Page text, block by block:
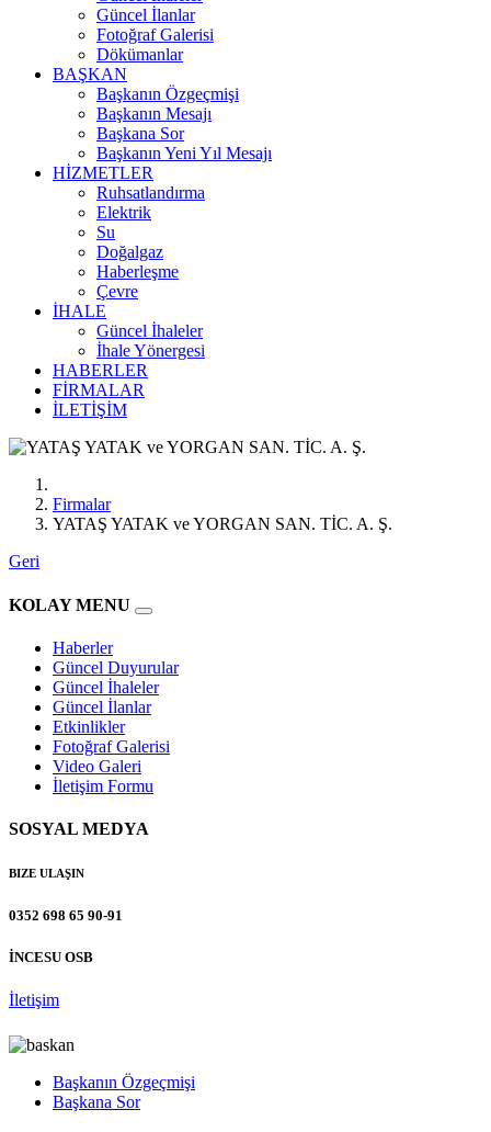
Güncel İlanlar
Fotoğraf Galerisi
Dökümanlar
BAŞKAN
Başkanın Özgeçmişi
Başkanın Mesajı
Başkana Sor
Başkanın Yeni Yıl Mesajı
HİZMETLER
Ruhsatlandırma
Elektrik
Su
Doğalgaz
Haberleşme
Çevre
İHALE
Güncel İhaleler
İhale Yönergesi
HABERLER
FİRMALAR
İLETİŞİM
Firmalar
YATAŞ YATAK ve YORGAN SAN. TİC. A. Ş.
Geri
KOLAY MENU
Haberler
Güncel Duyurular
Güncel İhaleler
Güncel İlanlar
Etkinlikler
Fotoğraf Galerisi
Video Galeri
İletişim Formu
SOSYAL MEDYA
BIZE ULAŞIN
0352 698 65 90-91
İNCESU OSB
İletişim
Başkanın Özgeçmişi
Başkana Sor